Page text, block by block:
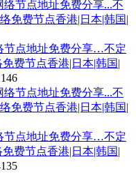
节点地址免费分享…不定
费节点香港|日本|韩国|
146
节点地址免费分享…不定
费节点香港|日本|韩国|
135